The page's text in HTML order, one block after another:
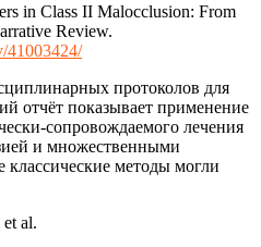
in Class II Malocclusion: From
Review.
41003424/⁠
протоколов для
отчёт показывает применение
сопровождаемого лечения
и множественными
классические методы могли
al.